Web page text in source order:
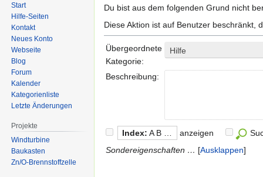
Zur
Navigation
springen
Zur
Suche
springen
Du bist aus dem folgenden Grund nicht
Diese Aktion ist auf Benutzer beschränkt,
Übergeordnete
Kategorie:
Hilfe
Beschreibung:
Index: A B … anzeigen
Sondereigenschaften …
Ausklappen
Start
Hilfe-Seiten
Kontakt
Neues Konto
Webseite
Blog
Forum
Kalender
Kategorienliste
Letzte Änderungen
Projekte
Windturbine
Baukasten
Zn/O-Brennstoffzelle